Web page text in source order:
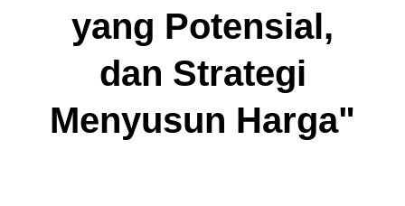
yang Potensial,
dan Strategi
Menyusun Harga"